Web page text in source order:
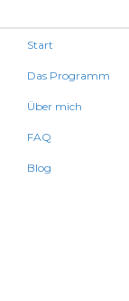
Start
Das Programm
Über mich
FAQ
Blog